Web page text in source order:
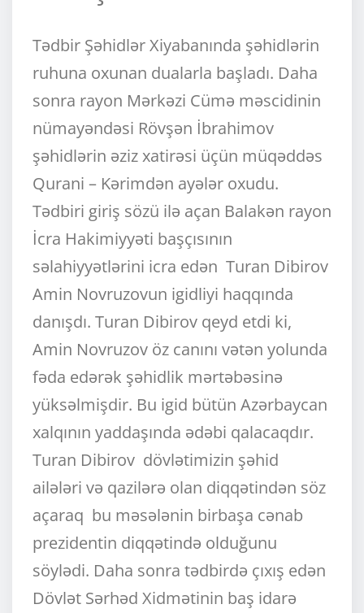
Tədbir Şəhidlər Xiyabanında şəhidlərin
ruhuna oxunan dualarla başladı. Daha
sonra rayon Mərkəzi Cümə məscidinin
nümayəndəsi Rövşən İbrahimov
şəhidlərin əziz xatirəsi üçün müqəddəs
Qurani – Kərimdən ayələr oxudu.
Tədbiri giriş sözü ilə açan Balakən rayon
İcra Hakimiyyəti başçısının
səlahiyyətlərini icra edən Turan Dibirov
Amin Novruzovun igidliyi haqqında
danışdı. Turan Dibirov qeyd etdi ki,
Amin Novruzov öz canını vətən yolunda
fəda edərək şəhidlik mərtəbəsinə
yüksəlmişdir. Bu igid bütün Azərbaycan
xalqının yaddaşında ədəbi qalacaqdır.
Turan Dibirov dövlətimizin şəhid
ailələri və qazilərə olan diqqətindən söz
açaraq bu məsələnin birbaşa cənab
prezidentin diqqətində olduğunu
söylədi. Daha sonra tədbirdə çıxış edən
Dövlət Sərhəd Xidmətinin baş idarə